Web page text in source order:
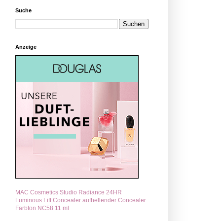
Suche
Anzeige
MAC Cosmetics Studio Radiance 24HR
Luminous Lift Concealer aufhellender Concealer
Farbton NC58 11 ml